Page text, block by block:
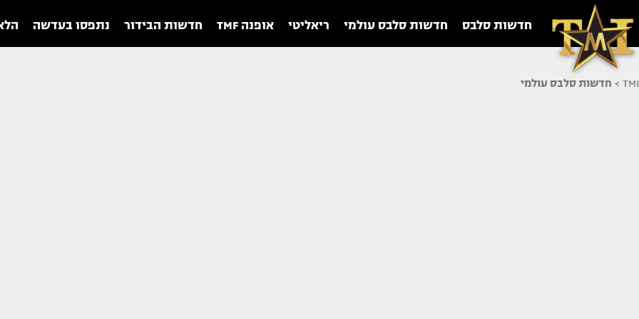
חדשות סלבס חדשות סלבס עולמי ריאליטי אופנה TMF חדשות הבידור נתפסו בעדשה
TMI
> חדשות סלבס עולמי